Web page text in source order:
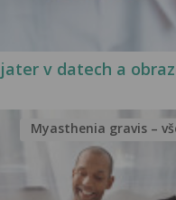
v datech a
Myasthenia gravis –